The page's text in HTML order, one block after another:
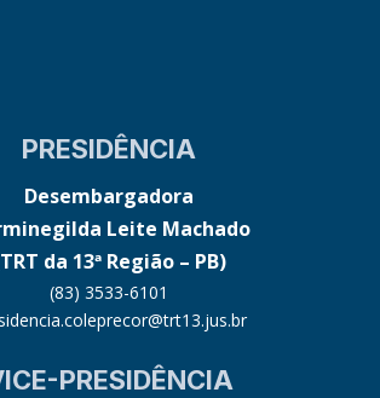
PRESIDÊNCIA
Desembargadora
Leite Machado
da 13ª Região – PB)
(83) 3533-6101
PRESIDÊNCIA